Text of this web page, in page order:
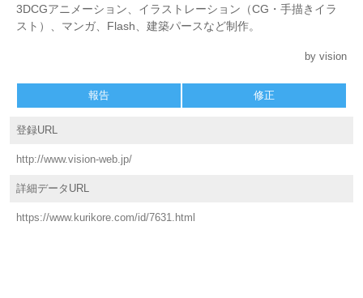
3DCGアニメーション、イラストレーション（CG・手描きイラ
スト）、マンガ、Flash、建築パースなど制作。
by vision
報告 修正
登録URL
http://www.vision-web.jp/
詳細データURL
https://www.kurikore.com/id/7631.html